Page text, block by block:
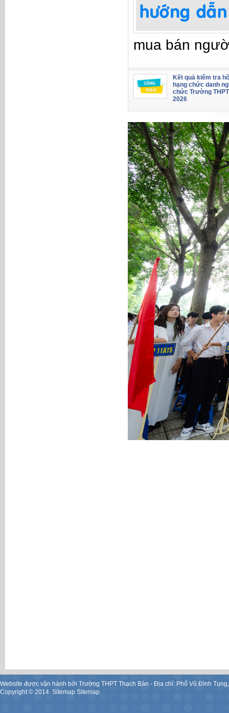
mua bán
Kết quả kiểm tra
hạng chức danh
chức Trường
2026
Website được vận hành bởi Trường THPT Thạch Bàn - Địa chỉ: Phố Vũ Đình
Copyright © 2014. Sitemap Sitemap